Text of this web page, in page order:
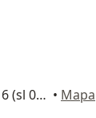
Rua Lidia Maria Potel Antunes, 816 (sl 04), Porto Feliz • Mapa